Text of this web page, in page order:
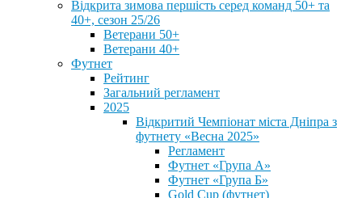
Відкрита зимова першість серед команд 50+ та
40+, сезон 25/26
Ветерани 50+
Ветерани 40+
Футнет
Рейтинг
Загальний регламент
2025
Відкритий Чемпіонат міста Дніпра з
футнету «Весна 2025»
Регламент
Футнет «Група А»
Футнет «Група Б»
Gold Cup (футнет)